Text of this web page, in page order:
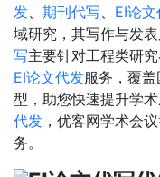
发
期刊代写 EI论
域研究，其写作与发
写主要针对工程类研
EI论文代发服务，覆
型，助您快速提升学
代发 ，优客网学术会
务。